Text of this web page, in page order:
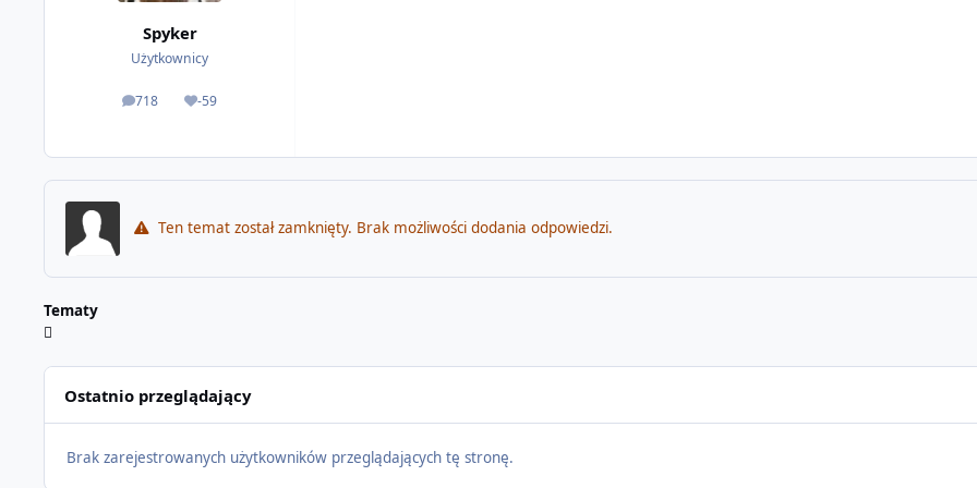
Spyker
Użytkownicy
718
odpowiedzi-59
Reputacja
Ten temat został zamknięty. Brak możliwości dodania odpowiedzi.
Tematy
Ostatnio przeglądający
Brak zarejestrowanych użytkowników przeglądających tę stronę.